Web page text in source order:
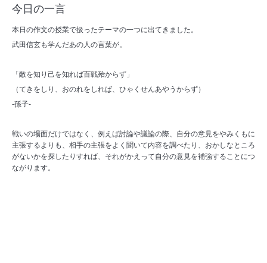
今日の一言
本日の作文の授業で扱ったテーマの一つに出てきました。
武田信玄も学んだあの人の言葉が。
「敵を知り己を知れば百戦殆からず」
（てきをしり、おのれをしれば、ひゃくせんあやうからず）
-孫子-
戦いの場面だけではなく、例えば討論や議論の際、自分の意見をやみくもに
主張するよりも、相手の主張をよく聞いて内容を調べたり、おかしなところ
がないかを探したりすれば、それがかえって自分の意見を補強することにつ
ながります。